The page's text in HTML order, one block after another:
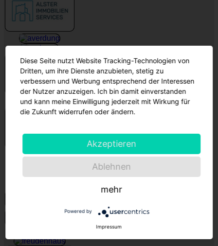
Diese Seite nutzt Website Tracking-Technologien von
Dritten, um ihre Dienste anzubieten, stetig zu
verbessern und Werbung entsprechend der Interessen
der Nutzer anzuzeigen. Ich bin damit einverstanden
und kann meine Einwilligung jederzeit mit Wirkung für
die Zukunft widerrufen oder ändern.
Akzeptieren
Ablehnen
mehr
Powered by
Impressum